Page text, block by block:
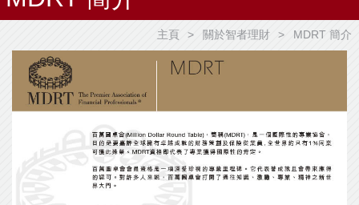
主頁 關於智者理財 MDRT 簡介